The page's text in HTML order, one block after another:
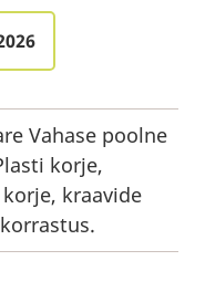
Vahase poolne
korje,
kraavide